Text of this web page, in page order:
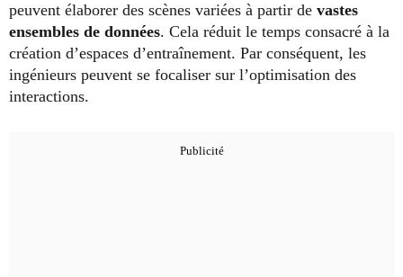
peuvent élaborer des scènes variées à partir de vastes
ensembles de données. Cela réduit le temps consacré à la
création d’espaces d’entraînement. Par conséquent, les
ingénieurs peuvent se focaliser sur l’optimisation des
interactions.